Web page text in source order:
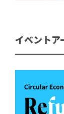
イベントア